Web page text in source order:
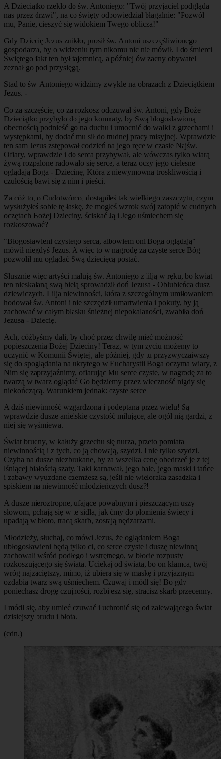
A Dzieciątko rzekło do św. Antoniego: "Twój przyjaciel podgląda
nas przez drzwi", na co święty odpowiedział błagalnie: "Pozwól
mu, Panie, cieszyć się widokiem Twego oblicza!"
Gdy Dziecię Jezus znikło, prosił św. Antoni uszczęśliwionego
gospodarza, by o widzeniu tym nikomu nic nie mówił. I do śmierci
Świętego fakt ten był tajemnicą, a później ów zacny obywatel
zeznał go pod przysięgą.
Stad to św. Antoniego widzimy zwykle na obrazach z Dzieciątkiem
Jezus. -
Co za szczęście, co za rozkosz odczuwał św. Antoni, gdy Boże
Dzieciątko przybyło do jego komnaty, by Swą błogosławioną
obecnością podnieść go na duchu i umocnić do walki z grzechami i
występkami, by dodać mu sił do trudnej pracy misyjnej. Wprawdzie
ten sam Jezus zstępował codzień na jego ręce w czasie Najśw.
Ofiary, wprawdzie i do serca przybywał, ale wówczas tylko wiarą
żywą rozpalone radowało się serce, a teraz oczy jego cielesne
oglądają Boga - Dziecinę, Która z niewymowna troskliwością i
czułością bawi się z nim i pieści.
Za cóż to, o Cudotwórco, dostąpiłeś tak wielkiego zaszczytu, czym
wysłużyłeś sobie tę łaskę, że mogłeś wzrok swój zatopić w cudnych
oczętach Bożej Dzieciny, ściskać Ją i Jego uśmiechem się
rozkoszować?
"Błogosławieni czystego serca, albowiem oni Boga oglądają"
mówił niegdyś Jezus. A więc to w nagrodę za czyste serce Bóg
pozwolił mu oglądać Swą dziecięcą postać.
Słusznie więc artyści malują św. Antoniego z lilją w ręku, bo kwiat
ten nieskalaną swą bielą sprowadził doń Jezusa - Oblubieńca dusz
dziewiczych. Lilja niewinności, która z szczególnym umiłowaniem
hodował św. Antoni i nie szczędził umartwienia i pokuty, by ją
zachować w całym blasku śnieżnej niepokalaności, zwabiła doń
Jezusa - Dziecię.
Ach, cóżbyśmy dali, by choć przez chwilę mieć możność
popieszczenia Bożej Dzieciny! Teraz, w tym życiu możemy to
uczynić w Komunii Świętej, ale później, gdy tu przyzwyczaiwszy
się do spoglądania na ukrytego w Eucharystii Boga oczyma wiary, z
Nim się zaprzyjaźnimy, ofiarując Mu serce czyste, w nagrodę za to
twarzą w twarz oglądać Go będziemy przez wieczność nigdy się
niekończącą. Warunkiem jednak: czyste serce.
A dziś niewinność wzgardzona i podeptana przez wielu! Są
wprawdzie dusze anielskie czystość miłujące, ale ogół nią gardzi, z
niej się wyśmiewa.
Świat brudny, w kałuży grzechu się nurza, przeto pomiata
niewinnością i z tych, co ją chowają, szydzi. I nie tylko szydzi.
Czyha na dusze niezbrukane, by za wszelka cenę obedrzeć je z tej
lśniącej białością szaty. Taki karnawał, jego bale, jego maski i tańce
i zabawy wyuzdane czemżesz są, jeśli nie wieloraka zasadzka i
spiskiem na niewinność młodzieńczych dusz?!
A dusze nieroztropne, ufające powabnym i pieszczącym uszy
słowom, pchają się w te sidła, jak ćmy do płomienia świecy i
upadają w błoto, tracą skarb, zostają nędzarzami.
Młodzieży, słuchaj, co mówi Jezus, że oglądaniem Boga
ubłogosławieni będą tylko ci, co serce czyste i duszę niewinną
zachowali wśród podłego i wstrętnego, w błocie rozpusty
rozkoszującego się świata. Uciekaj od świata, bo on kłamca, twój
wróg najzaciętszy, mimo, iż ubiera się w maskę i przyjaznym
ozdabia twarz swą uśmiechem. Czuwaj i módl się! Bo gdy
poniechasz drogę czujności, rozbijesz się, stracisz skarb przecenny.
I módl się, aby umieć czuwać i uchronić się od zalewającego świat
dzisiejszy brudu i błota.
(cdn.)